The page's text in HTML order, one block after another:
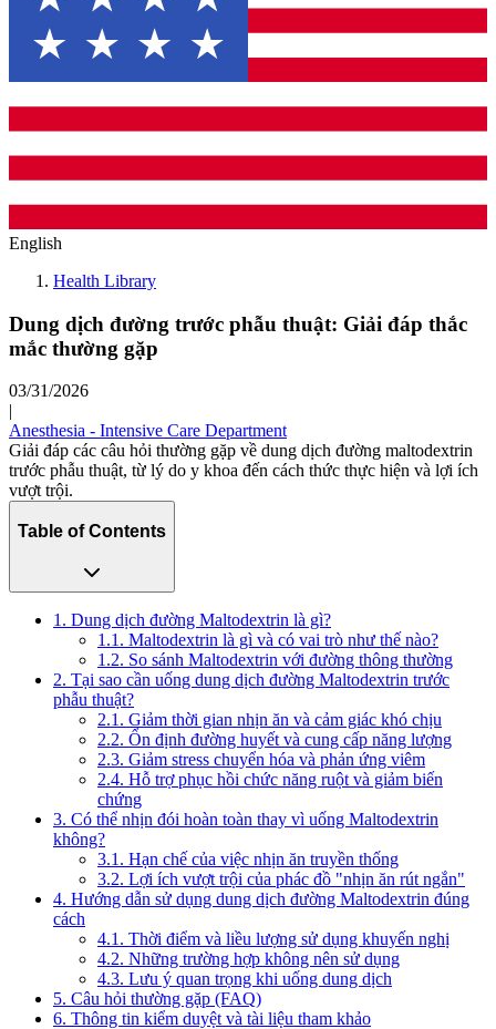
English
Health Library
Dung dịch đường trước phẫu thuật: Giải đáp thắc
mắc thường gặp
03/31/2026
|
Anesthesia - Intensive Care Department
Giải đáp các câu hỏi thường gặp về dung dịch đường maltodextrin
trước phẫu thuật, từ lý do y khoa đến cách thức thực hiện và lợi ích
vượt trội.
Table of Contents
1. Dung dịch đường Maltodextrin là gì?
1.1. Maltodextrin là gì và có vai trò như thế nào?
1.2. So sánh Maltodextrin với đường thông thường
2. Tại sao cần uống dung dịch đường Maltodextrin trước
phẫu thuật?
2.1. Giảm thời gian nhịn ăn và cảm giác khó chịu
2.2. Ổn định đường huyết và cung cấp năng lượng
2.3. Giảm stress chuyển hóa và phản ứng viêm
2.4. Hỗ trợ phục hồi chức năng ruột và giảm biến
chứng
3. Có thể nhịn đói hoàn toàn thay vì uống Maltodextrin
không?
3.1. Hạn chế của việc nhịn ăn truyền thống
3.2. Lợi ích vượt trội của phác đồ "nhịn ăn rút ngắn"
4. Hướng dẫn sử dụng dung dịch đường Maltodextrin đúng
cách
4.1. Thời điểm và liều lượng sử dụng khuyến nghị
4.2. Những trường hợp không nên sử dụng
4.3. Lưu ý quan trọng khi uống dung dịch
5. Câu hỏi thường gặp (FAQ)
6. Thông tin kiểm duyệt và tài liệu tham khảo